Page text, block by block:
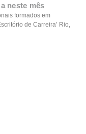
neste mês
formados em
de Carreira’ Rio,